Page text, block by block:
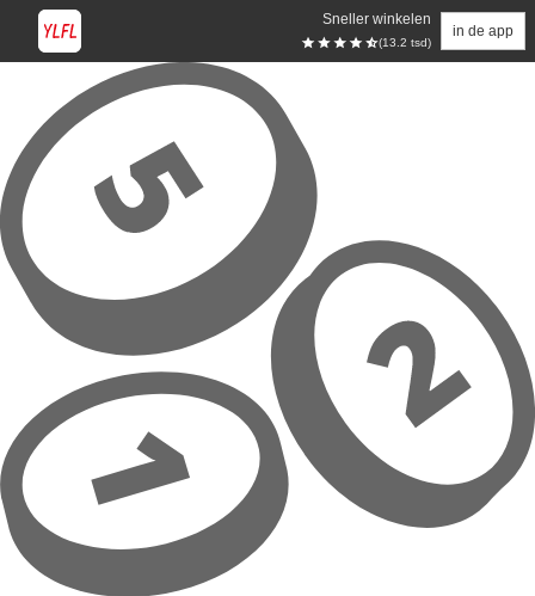
Sneller winkelen
(13.2 tsd)
in de app
Overslaan naar hoofdinhoud